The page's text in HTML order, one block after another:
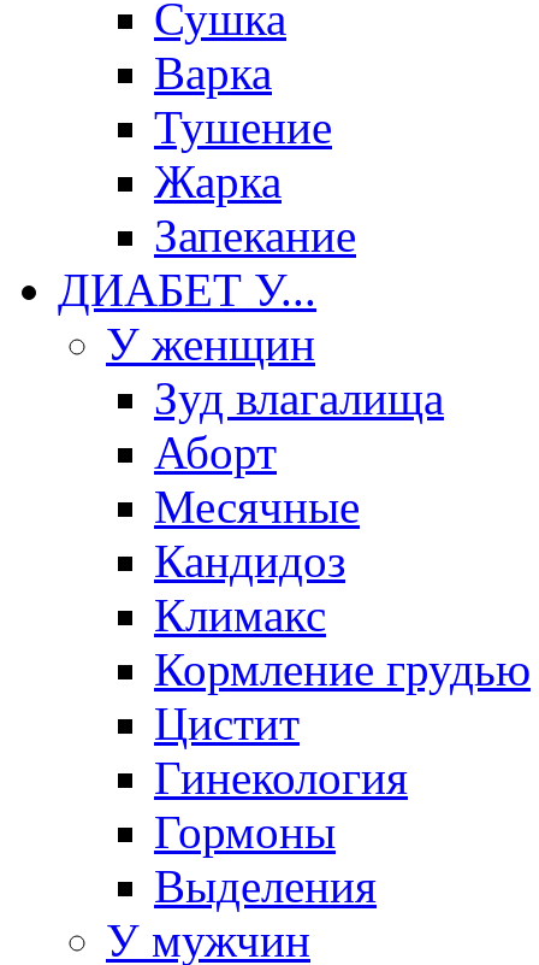
Сушка
Варка
Тушение
Жарка
Запекание
ДИАБЕТ У...
У женщин
Зуд влагалища
Аборт
Месячные
Кандидоз
Климакс
Кормление грудью
Цистит
Гинекология
Гормоны
Выделения
У мужчин